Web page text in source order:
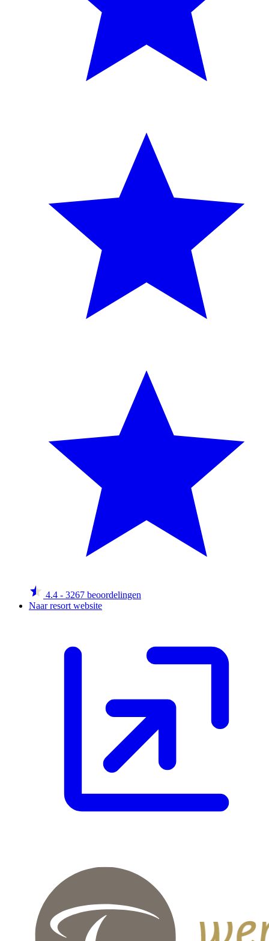
4.4 - 3267 beoordelingen
Naar resort website